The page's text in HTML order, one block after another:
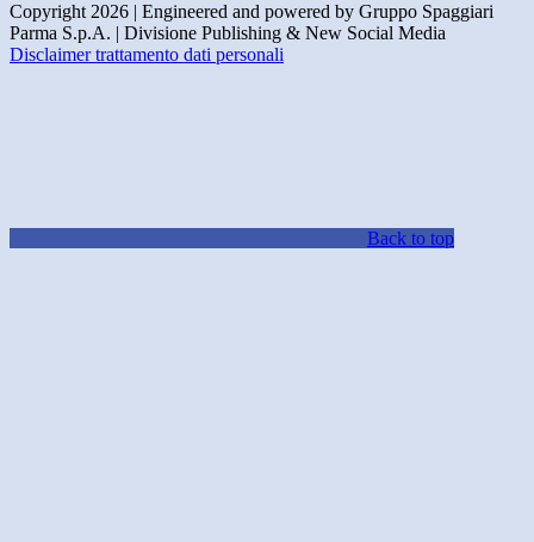
Copyright 2026 | Engineered and powered by Gruppo Spaggiari
Parma S.p.A. | Divisione Publishing & New Social Media
Disclaimer trattamento dati personali
Back to top